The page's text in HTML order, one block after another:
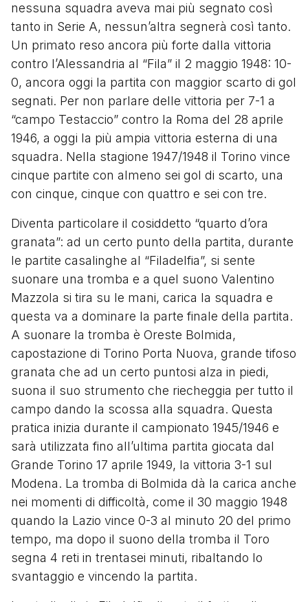
nessuna squadra aveva mai più segnato così
tanto in Serie A, nessun’altra segnerà così tanto.
Un primato reso ancora più forte dalla vittoria
contro l’Alessandria al “Fila” il 2 maggio 1948: 10-
0, ancora oggi la partita con maggior scarto di gol
segnati. Per non parlare delle vittoria per 7-1 a
“campo Testaccio” contro la Roma del 28 aprile
1946, a oggi la più ampia vittoria esterna di una
squadra. Nella stagione 1947/1948 il Torino vince
cinque partite con almeno sei gol di scarto, una
con cinque, cinque con quattro e sei con tre.
Diventa particolare il cosiddetto “quarto d’ora
granata”: ad un certo punto della partita, durante
le partite casalinghe al “Filadelfia”, si sente
suonare una tromba e a quel suono Valentino
Mazzola si tira su le mani, carica la squadra e
questa va a dominare la parte finale della partita.
A suonare la tromba è Oreste Bolmida,
capostazione di Torino Porta Nuova, grande tifoso
granata che ad un certo puntosi alza in piedi,
suona il suo strumento che riecheggia per tutto il
campo dando la scossa alla squadra. Questa
pratica inizia durante il campionato 1945/1946 e
sarà utilizzata fino all’ultima partita giocata dal
Grande Torino 17 aprile 1949, la vittoria 3-1 sul
Modena. La tromba di Bolmida dà la carica anche
nei momenti di difficoltà, come il 30 maggio 1948
quando la Lazio vince 0-3 al minuto 20 del primo
tempo, ma dopo il suono della tromba il Toro
segna 4 reti in trentasei minuti, ribaltando lo
svantaggio e vincendo la partita.